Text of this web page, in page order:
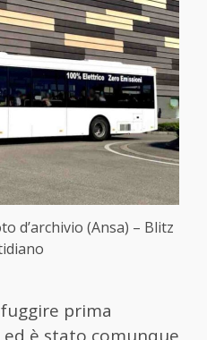
d’archivio (Ansa) – Blitz
prima
è stato comunque